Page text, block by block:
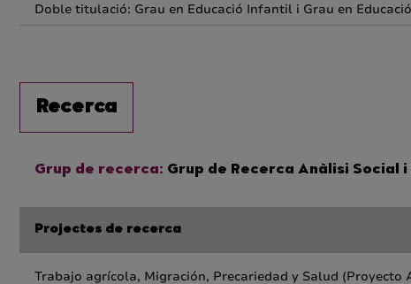
Doble titulació: Grau en Educació Infantil i Grau en
Recerca
Grup de recerca: Grup de Recerca Anàlisi Social i
Projectes de recerca
Trabajo agrícola, Migración, Precariedad y Salud (Proyecto